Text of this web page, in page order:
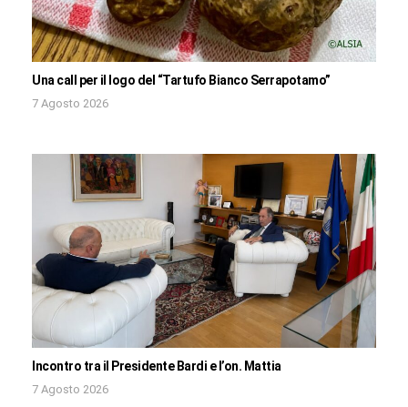
Una call per il logo del “Tartufo Bianco Serrapotamo”
7 Agosto 2026
Incontro tra il Presidente Bardi e l’on. Mattia
7 Agosto 2026